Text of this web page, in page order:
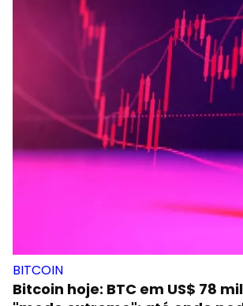
BITCOIN
Bitcoin hoje: BTC em US$ 78